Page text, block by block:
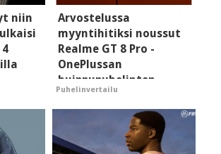
niin
Arvostelussa
myyntihitiksi noussut
Realme GT 8 Pro -
OnePlussan
huippupuhelinten
"perillinen"
Puhelinvertailu